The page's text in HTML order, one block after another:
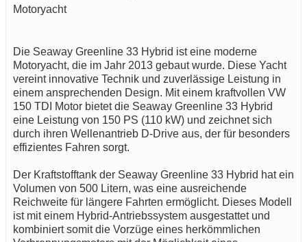
Motoryacht
Die Seaway Greenline 33 Hybrid ist eine moderne
Motoryacht, die im Jahr 2013 gebaut wurde. Diese Yacht
vereint innovative Technik und zuverlässige Leistung in
einem ansprechenden Design. Mit einem kraftvollen VW
150 TDI Motor bietet die Seaway Greenline 33 Hybrid
eine Leistung von 150 PS (110 kW) und zeichnet sich
durch ihren Wellenantrieb D-Drive aus, der für besonders
effizientes Fahren sorgt.
Der Kraftstofftank der Seaway Greenline 33 Hybrid hat ein
Volumen von 500 Litern, was eine ausreichende
Reichweite für längere Fahrten ermöglicht. Dieses Modell
ist mit einem Hybrid-Antriebssystem ausgestattet und
kombiniert somit die Vorzüge eines herkömmlichen